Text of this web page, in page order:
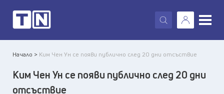
X
Начало > Ким Чен Ун се появи публично след 20 дни отсъствие
Ким Чен Ун се появи публично след 20 дни
отсъствие